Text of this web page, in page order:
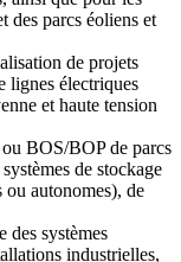
des parcs éoliens et
de projets
lignes électriques
et haute tension
BOS/BOP de parcs
de stockage
ou autonomes), de
des systèmes
industrielles,